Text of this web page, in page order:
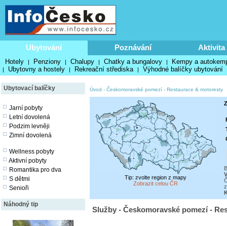
Ubytování Poznávání Aktivita
Hotely | Penziony | Chalupy | Chatky a bungalovy | Kempy a
| Ubytovny a hostely | Rekreační střediska | Výhodné balíčky ubytování
Ubytovací balíčky
Jarní pobyty
Letní dovolená
Podzim levněji
Zimní dovolená
Wellness pobyty
Aktivní pobyty
Romantika pro dva
S dětmi
Senioři
Náhodný tip
Úvod - Českomoravské pomezí - Restaurace & motoresty
Tip: zvolte region z mapy
Zobrazit celou ČR
Služby - Českomoravské pomezí -